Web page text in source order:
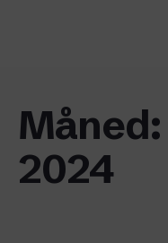
Måned:
2024